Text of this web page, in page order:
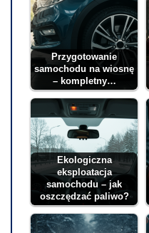
Przygotowanie
samochodu na wiosnę
– kompletny…
Ekologiczna
eksploatacja
samochodu – jak
oszczędzać paliwo?